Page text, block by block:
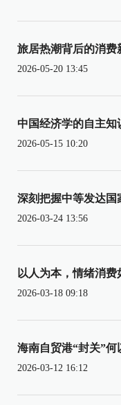
旅居热潮背后的消费
2026-05-20 13:45
中国经济学的自主知
2026-05-15 10:20
深刻把握中等发达国
2026-03-24 13:56
以人为本，情绪消
2026-03-18 09:18
海南自贸港“封关”
2026-03-12 16:12